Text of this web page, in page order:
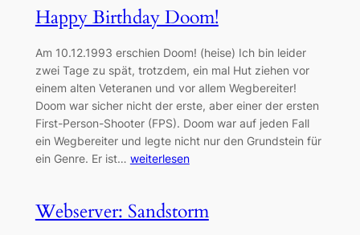
Happy Birthday Doom!
Am 10.12.1993 erschien Doom! (heise) Ich bin leider
zwei Tage zu spät, trotzdem, ein mal Hut ziehen vor
einem alten Veteranen und vor allem Wegbereiter!
Doom war sicher nicht der erste, aber einer der ersten
First-Person-Shooter (FPS). Doom war auf jeden Fall
ein Wegbereiter und legte nicht nur den Grundstein für
ein Genre. Er ist… weiterlesen
Webserver: Sandstorm